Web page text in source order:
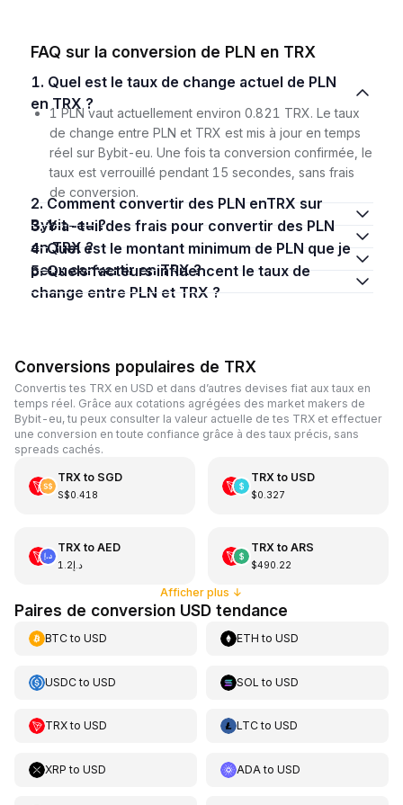
FAQ sur la conversion de PLN en TRX
1. Quel est le taux de change actuel de PLN
en TRX ?
1 PLN vaut actuellement environ 0.821 TRX. Le taux
de change entre PLN et TRX est mis à jour en temps
réel sur Bybit-eu. Une fois ta conversion confirmée, le
taux est verrouillé pendant 15 secondes, sans frais
de conversion.
2. Comment convertir des PLN enTRX sur
Bybit-eu ?
3. Y a-t-il des frais pour convertir des PLN
en TRX ?
4. Quel est le montant minimum de PLN que je
peux convertir en TRX ?
5. Quels facteurs influencent le taux de
change entre PLN et TRX ?
Conversions populaires de TRX
Convertis tes TRX en USD et dans d’autres devises fiat aux taux en
temps réel. Grâce aux cotations agrégées des market makers de
Bybit-eu, tu peux consulter la valeur actuelle de tes TRX et effectuer
une conversion en toute confiance grâce à des taux précis, sans
spreads cachés.
TRXto SGD
S$0.418
TRXto USD
$0.327
TRXto AED
د.إ1.2
TRXto ARS
$490.22
Afficher plus ↓
Paires de conversion USD tendance
BTCto USD ETH toUSD
USDCto USD SOL toUSD
TRXto USD LTCtoUSD
XRP to USD ADA toUSD